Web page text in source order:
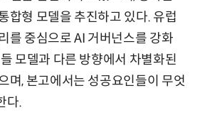
합형 모델을 추진하고 있다. 유럽
를 중심으로 AI 거버넌스를 강화
모델과 다른 방향에서 차별화된
며, 본고에서는 성공요인들이 무엇
다.